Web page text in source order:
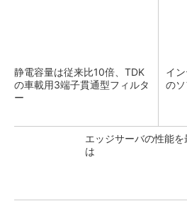
静電容量は従来比10倍、TDK
の車載用3端子貫通型フィルタ
ー
イ
の
エッジサーバの性能
は